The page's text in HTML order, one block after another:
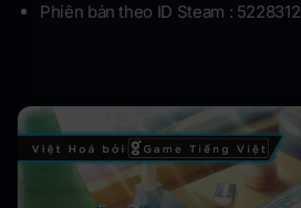
Phiên bản theo ID Steam : 5228312